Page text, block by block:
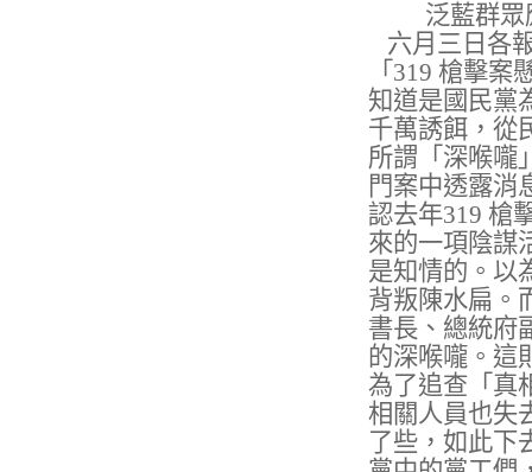
泛藍群
六月三日各
「 319 槍擊案
知道是國民黨
千萬誘餌，從
所謂「深喉嚨
門案中透露消
認去年319 槍
來的一項陰謀
是知情的。以
背叛陳水扁。
書長、總統府
的深喉嚨。這
為了追查「真
相關人員也失
了些，如此下